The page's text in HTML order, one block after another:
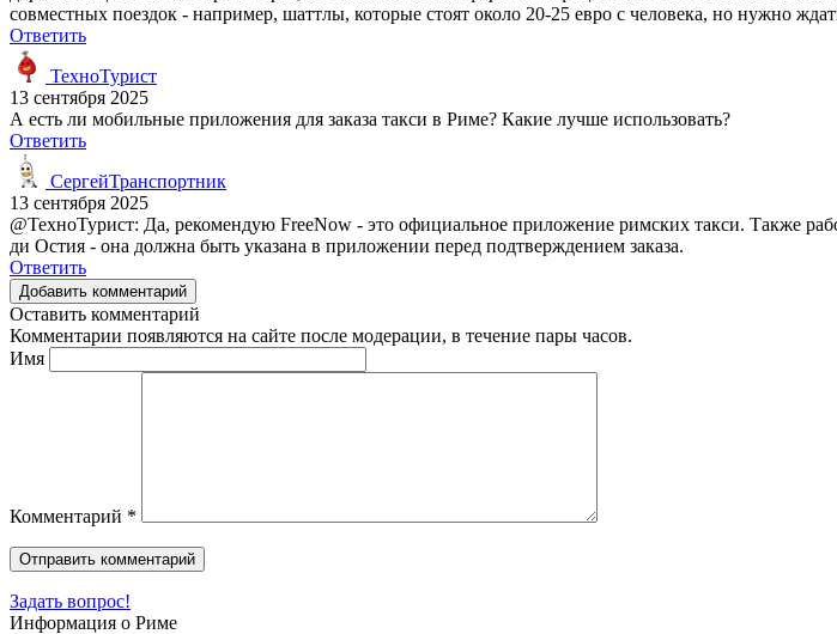
совместных поездок - например, шаттлы, которые стоят около 20-25 евро с человека, но нужно
Ответить
ТехноТурист
13 сентября 2025
А есть ли мобильные приложения для заказа такси в Риме? Какие лучше использовать?
Ответить
СергейТранспортник
13 сентября 2025
@ТехноТурист: Да, рекомендую FreeNow - это официальное приложение римских такси. Также
ди Остия - она должна быть указана в приложении перед подтверждением заказа.
Ответить
Добавить комментарий
Оставить комментарий
Комментарии появляются на сайте после модерации, в течение пары часов.
Имя
Комментарий *
Задать вопрос!
Информация о Риме